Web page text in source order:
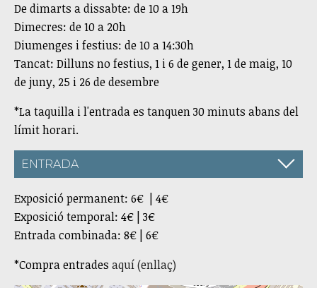
De dimarts a dissabte: de 10 a 19h
Dimecres: de 10 a 20h
Diumenges i festius: de 10 a 14:30h
Tancat: Dilluns no festius, 1 i 6 de gener, 1 de maig, 10
de juny, 25 i 26 de desembre
*La taquilla i l'entrada es tanquen 30 minuts abans del
límit horari.
ENTRADA
Exposició permanent: 6€ | 4€
Exposició temporal: 4€ | 3€
Entrada combinada: 8€ | 6€
*Compra entrades aquí (enllaç)